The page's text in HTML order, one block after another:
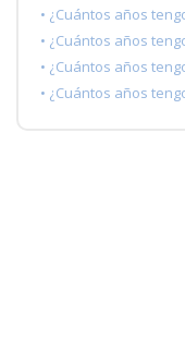
• ¿Cuántos años
• ¿Cuántos años
• ¿Cuántos años
• ¿Cuántos años